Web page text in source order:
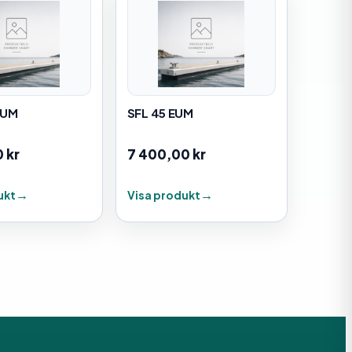
kr
SFL 45 EUM
7 400,00 kr
Visa produkt